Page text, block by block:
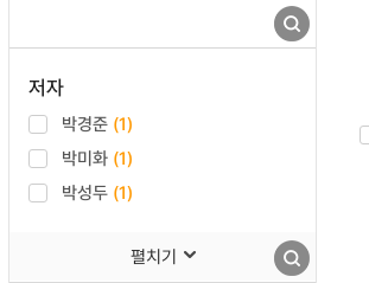
저자
박경준 (1)
박미화 (1)
박성두 (1)
펼치기